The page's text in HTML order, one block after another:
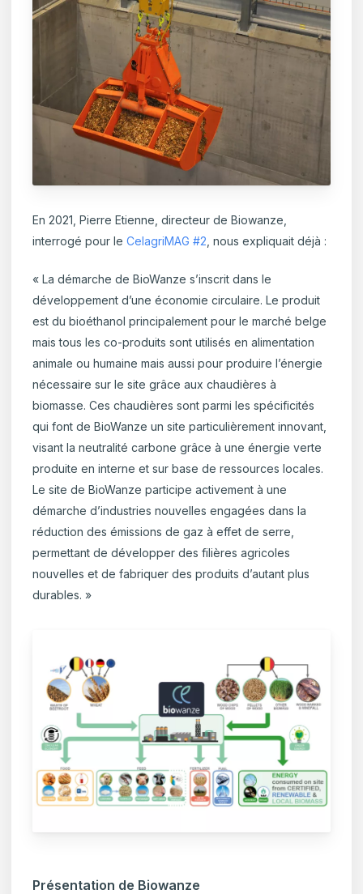
En 2021, Pierre Etienne, directeur de Biowanze,
interrogé pour leCelagriMAG #2 , nous expliquait déjà :
« La démarche de BioWanze s’inscrit dans le
développement d’une économie circulaire. Le produit
est du bioéthanol principalement pour le marché belge
mais tous les co-produits sont utilisés en alimentation
animale ou humaine mais aussi pour produire l’énergie
nécessaire sur le site grâce aux chaudières à
biomasse. Ces chaudières sont parmi les spécificités
qui font de BioWanze un site particulièrement innovant,
visant la neutralité carbone grâce à une énergie verte
produite en interne et sur base de ressources locales.
Le site de BioWanze participe activement à une
démarche d’industries nouvelles engagées dans la
réduction des émissions de gaz à effet de serre,
permettant de développer des filières agricoles
nouvelles et de fabriquer des produits d’autant plus
durables. »
Présentation de Biowanze